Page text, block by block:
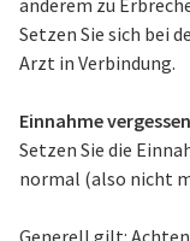
Setzen Sie sich bei
Arzt in Verbindung.
Einnahme
Setzen Sie die
normal (also nicht
Generell gilt: